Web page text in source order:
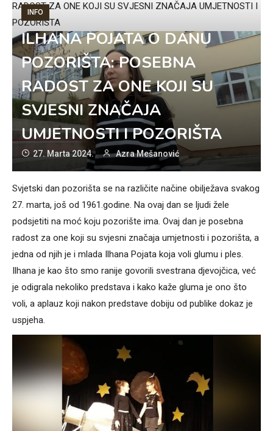
RADOST ZA ONE KOJI SU SVJESNI ZNAČAJA UMJETNOSTI I
POZORIŠTA
INFO
ILHANA POJATA O DANU
POZORIŠTA: POSEBNA
RADOST ZA ONE KOJI SU
SVJESNI ZNAČAJA
UMJETNOSTI I POZORIŠTA
27. Marta 2024. Azra Mešanović
Svjetski dan pozorišta se na različite načine obilježava svakog
27. marta, još od 1961.godine. Na ovaj dan se ljudi žele
podsjetiti na moć koju pozorište ima. Ovaj dan je posebna
radost za one koji su svjesni značaja umjetnosti i pozorišta, a
jedna od njih je i mlada Ilhana Pojata koja voli glumu i ples.
Ilhana je kao što smo ranije govorili svestrana djevojčica, već
je odigrala nekoliko predstava i kako kaže gluma je ono što
voli, a aplauz koji nakon predstave dobiju od publike dokaz je
uspjeha.